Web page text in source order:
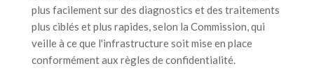
plus facilement sur des diagnostics et des traitements
plus ciblés et plus rapides, selon la Commission, qui
veille à ce que l'infrastructure soit mise en place
conformément aux règles de confidentialité.